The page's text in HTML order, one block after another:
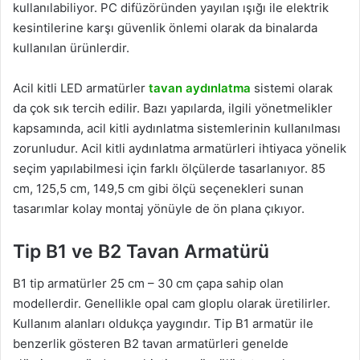
kullanılabiliyor. PC difüzöründen yayılan ışığı ile elektrik
kesintilerine karşı güvenlik önlemi olarak da binalarda
kullanılan ürünlerdir.
Acil kitli LED armatürler tavan aydınlatma sistemi olarak
da çok sık tercih edilir. Bazı yapılarda, ilgili yönetmelikler
kapsamında, acil kitli aydınlatma sistemlerinin kullanılması
zorunludur. Acil kitli aydınlatma armatürleri ihtiyaca yönelik
seçim yapılabilmesi için farklı ölçülerde tasarlanıyor. 85
cm, 125,5 cm, 149,5 cm gibi ölçü seçenekleri sunan
tasarımlar kolay montaj yönüyle de ön plana çıkıyor.
Tip B1 ve B2 Tavan Armatürü
B1 tip armatürler 25 cm – 30 cm çapa sahip olan
modellerdir. Genellikle opal cam gloplu olarak üretilirler.
Kullanım alanları oldukça yaygındır. Tip B1 armatür ile
benzerlik gösteren B2 tavan armatürleri genelde